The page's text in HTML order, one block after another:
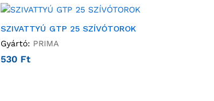
SZIVATTYÚ GTP 25 SZÍVÓTOROK
Gyártó: PRIMA
530 Ft